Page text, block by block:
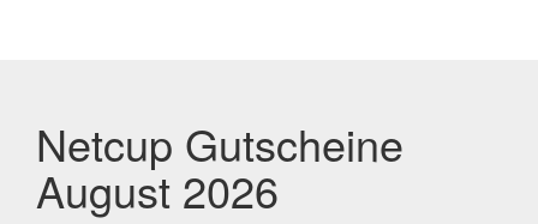
Netcup Gutscheine
August 2026